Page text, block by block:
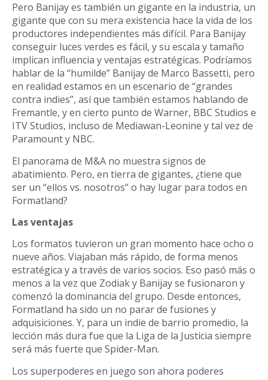
Pero Banijay es también un gigante en la industria, un
gigante que con su mera existencia hace la vida de los
productores independientes más difícil. Para Banijay
conseguir luces verdes es fácil, y su escala y tamaño
implican influencia y ventajas estratégicas. Podríamos
hablar de la “humilde” Banijay de Marco Bassetti, pero
en realidad estamos en un escenario de “grandes
contra indies”, así que también estamos hablando de
Fremantle, y en cierto punto de Warner, BBC Studios e
ITV Studios, incluso de Mediawan-Leonine y tal vez de
Paramount y NBC.
El panorama de M&A no muestra signos de
abatimiento. Pero, en tierra de gigantes, ¿tiene que
ser un “ellos vs. nosotros”o hay lugar para todos en
Formatland?
Las ventajas
Los formatos tuvieron un gran momento hace ocho o
nueve años. Viajaban más rápido, de forma menos
estratégica y a través de varios socios. Eso pasó más o
menos a la vez que Zodiak y Banijay se fusionaron y
comenzó la dominancia del grupo. Desde entonces,
Formatland ha sido un no parar de fusiones y
adquisiciones. Y, para un indie de barrio promedio, la
lección más dura fue que la Liga de la Justicia siempre
será más fuerte que Spider-Man.
Los superpoderes en juego son ahora poderes